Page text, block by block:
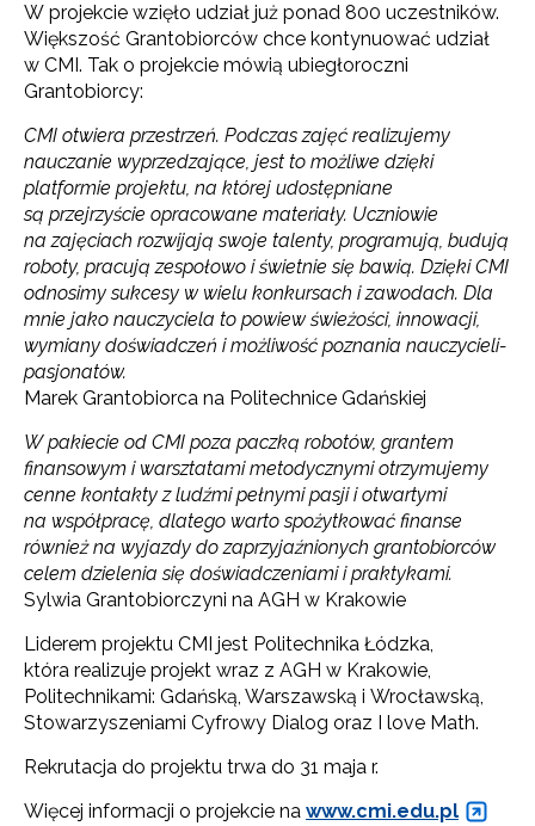
W projekcie wzięło udział już ponad 800 uczestników.
Większość Grantobiorców chce kontynuować udział
w CMI. Tak o projekcie mówią ubiegłoroczni
Grantobiorcy:
CMI otwiera przestrzeń. Podczas zajęć realizujemy
nauczanie wyprzedzające, jest to możliwe dzięki
platformie projektu, na której udostępniane
są przejrzyście opracowane materiały. Uczniowie
na zajęciach rozwijają swoje talenty, programują, budują
roboty, pracują zespołowo i świetnie się bawią. Dzięki CMI
odnosimy sukcesy w wielu konkursach i zawodach. Dla
mnie jako nauczyciela to powiew świeżości, innowacji,
wymiany doświadczeń i możliwość poznania nauczycieli-
pasjonatów.
Marek Grantobiorca na Politechnice Gdańskiej
W pakiecie od CMI poza paczką robotów, grantem
finansowym i warsztatami metodycznymi otrzymujemy
cenne kontakty z ludźmi pełnymi pasji i otwartymi
na współpracę, dlatego warto spożytkować finanse
również na wyjazdy do zaprzyjaźnionych grantobiorców
celem dzielenia się doświadczeniami i praktykami.
Sylwia Grantobiorczyni na AGH w Krakowie
Liderem projektu CMI jest Politechnika Łódzka,
która realizuje projekt wraz z AGH w Krakowie,
Politechnikami: Gdańską, Warszawską i Wrocławską,
Stowarzyszeniami Cyfrowy Dialog oraz I love Math.
Rekrutacja do projektu trwa do 31 maja r.
Więcej informacji o projekcie na www.cmi.edu.pl